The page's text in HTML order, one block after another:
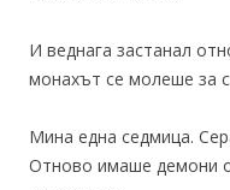
И веднага застанал
монахът се молеше за
Мина една седмица.
Отново имаше демони